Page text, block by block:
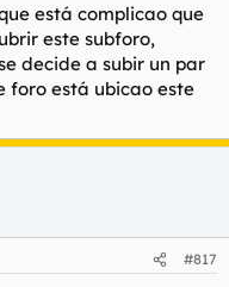
está complicao que
este subforo,
decide a subir un par
foro está ubicao este
#817